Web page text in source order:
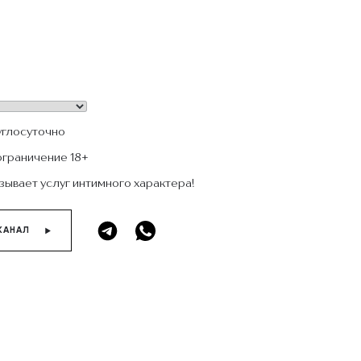
18+
услуг интимного характера!